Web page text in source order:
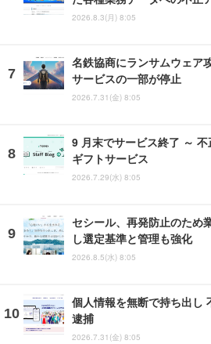
2026.8.3(月) 8:05
名鉄協商にランサムウェア
サービスの一部が停止
2026.7.31(金) 8:05
9 月末でサービス終了 ～
ギフトサービス
2026.7.29(水) 8:05
セシール、再発防止のため
し選定基準と管理も強化
2026.8.5(水) 8:05
個人情報を無断で持ち出し
逮捕
2026.7.31(金) 8:05